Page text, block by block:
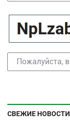
СВЕЖИЕ НОВОСТИ